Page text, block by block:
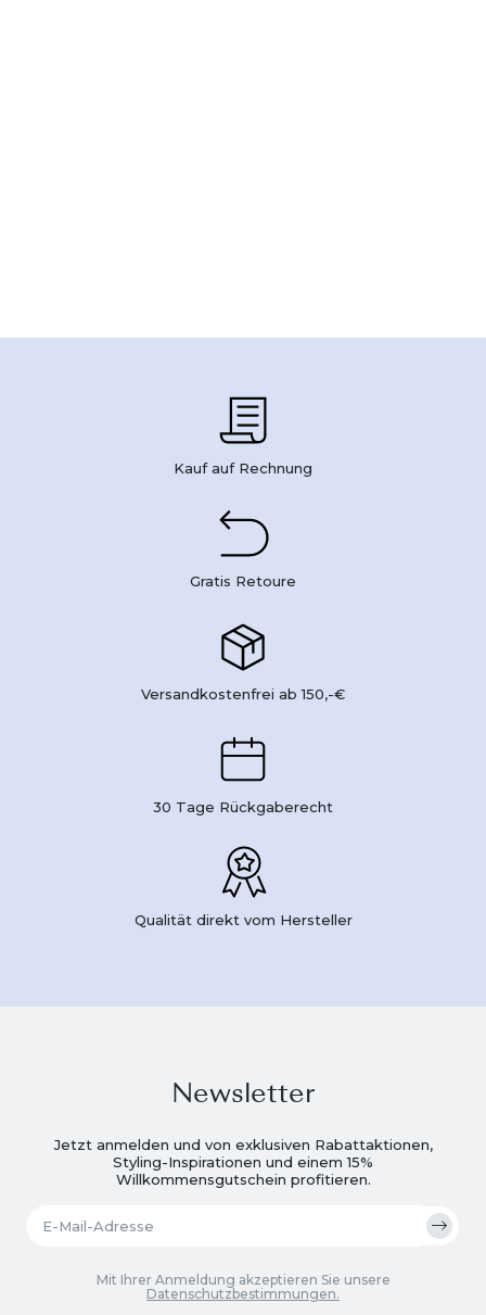
Kauf auf Rechnung
Gratis Retoure
Versandkostenfrei ab 150,-€
30 Tage Rückgaberecht
Qualität direkt vom Hersteller
Newsletter
Jetzt anmelden und von exklusiven Rabattaktionen,
Styling-Inspirationen und einem 15%
Willkommensgutschein profitieren.
Mit Ihrer Anmeldung akzeptieren Sie unsere
Datenschutzbestimmungen.